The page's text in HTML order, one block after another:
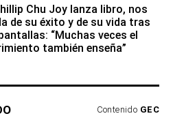
Chu Joy lanza libro, nos
de su éxito y de su vida tras
“Muchas veces el
también enseña”
Contenido GEC